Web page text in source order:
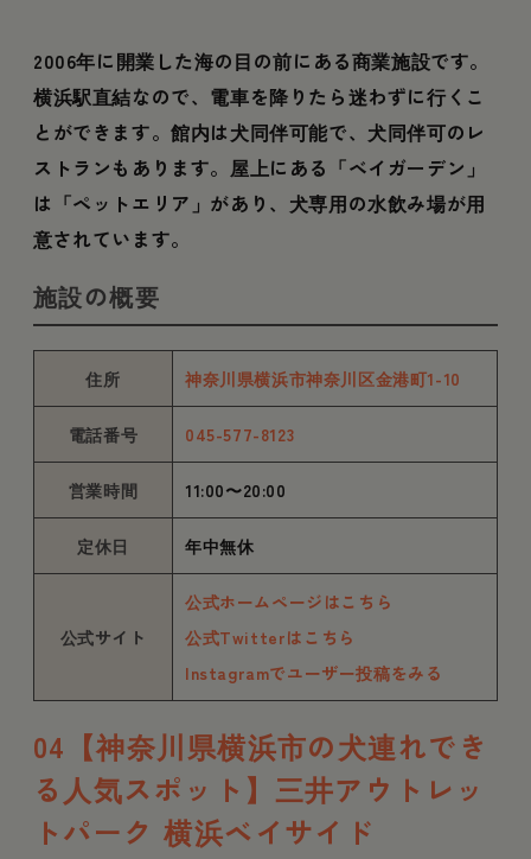
2006年に開業した海の目の前にある商業施設です。
横浜駅直結なので、電車を降りたら迷わずに行くこ
とができます。館内は犬同伴可能で、犬同伴可のレ
ストランもあります。屋上にある「ベイガーデン」
は「ペットエリア」があり、犬専用の水飲み場が用
意されています。
施設の概要
住所 神奈川県横浜市神奈川区金港町1-10
電話番号 045-577-8123
営業時間 11:00〜20:00
定休日 年中無休
公式サイト
公式ホームページはこちら
公式Twitterはこちら
Instagramでユーザー投稿をみる
04【神奈川県横浜市の犬連れでき
る人気スポット】三井アウトレッ
トパーク 横浜ベイサイド